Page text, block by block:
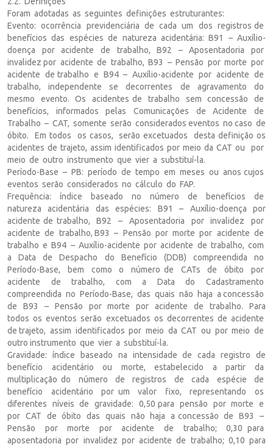
Foram adotadas as seguintes definições estruturantes:
Evento: ocorrência previdenciária de cada um dos registros de
benefícios das espécies de natureza acidentária: B91 – Auxílio-
doença por acidente de trabalho, B92 – Aposentadoria por
invalidez por acidente de trabalho, B93 – Pensão por morte por
acidente de trabalho e B94 – Auxílio-acidente por acidente de
trabalho, independente se decorrentes de agravamento do
mesmo evento. Os acidentes de trabalho sem concessão de
benefícios, informados pelas Comunicações de Acidente de
Trabalho – CAT, somente serão considerados eventos no caso de
óbito. Em todos os casos, serão excetuados desta definição os
acidentes de trajeto, assim identificados por meio da CAT ou por
meio de outro instrumento que vier a substituí-la.
Período-Base – PB: período de tempo em meses ou anos cujos
eventos serão considerados no cálculo do FAP.
Frequência: índice baseado no número de benefícios de
natureza acidentária das espécies: B91 – Auxílio-doença por
acidente de trabalho, B92 – Aposentadoria por invalidez por
acidente de trabalho, B93 – Pensão por morte por acidente de
trabalho e B94 – Auxílio-acidente por acidente de trabalho, com
a Data de Despacho do Benefício (DDB) compreendida no
Período-Base, bem como o número de CATs de óbito por
acidente de trabalho, com a Data do Cadastramento
compreendida no Período-Base, das quais não haja a concessão
de B93 – Pensão por morte por acidente de trabalho. Para
todos os eventos serão excetuados os decorrentes de acidente
de trajeto, assim identificados por meio da CAT ou por meio de
outro instrumento que vier a substituí-la.
Gravidade: índice baseado na intensidade de cada registro de
benefício acidentário ou morte, estabelecido a partir da
multiplicação do número de registros de cada espécie de
benefício acidentário por um valor fixo, representando os
diferentes níveis de gravidade: 0,50 para pensão por morte e
por CAT de óbito das quais não haja a concessão de B93 –
Pensão por morte por acidente de trabalho; 0,30 para
aposentadoria por invalidez por acidente de trabalho; 0,10 para